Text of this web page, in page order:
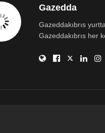
Gazedda
Gazeddakıbrıs
Gazeddakıbrıs her